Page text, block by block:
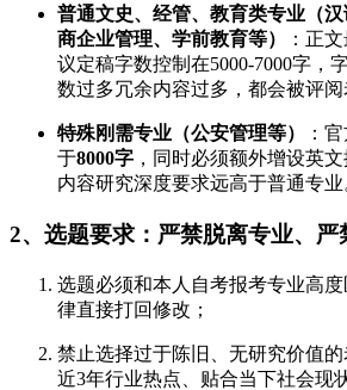
普通文史、经管、教育类专业（
商企业管理、学前教育等）
：正
议定稿字数控制在5000-7000字，
数过多冗余内容过多，都会被评阅
特殊刚需专业（公安管理等）
：
于8000字 ，同时必须额外增设英
内容研究深度要求远高于普通专业
2、选题要求：严禁脱离专业、严
选题必须和本人自考报考专业高
律直接打回修改；
禁止选择过于陈旧、无研究价值
近3年行业热点、贴合当下社会现